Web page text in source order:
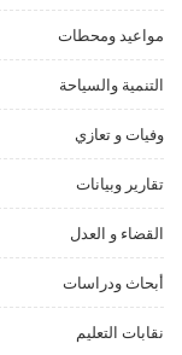
مواعيد ومحطات
التنمية والسياحة
وفيات و تعازي
تقارير وبيانات
القضاء و العدل
أبحاث ودراسات
نقابات التعليم